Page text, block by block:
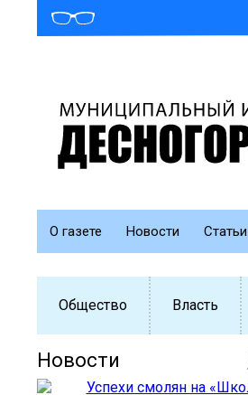
О газете Новости Статьи
Общество Власть
Новости